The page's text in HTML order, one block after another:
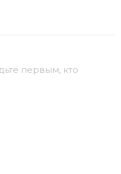
первым, кто